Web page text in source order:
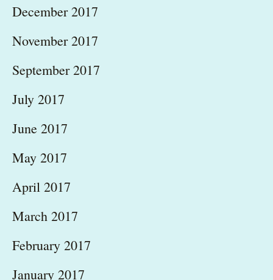
December 2017
November 2017
September 2017
July 2017
June 2017
May 2017
April 2017
March 2017
February 2017
January 2017